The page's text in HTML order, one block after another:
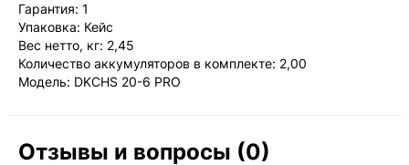
Гарантия: 1
Упаковка: Кейс
Вес нетто, кг: 2,45
Количество аккумуляторов в комплекте: 2,00
Модель: DKCHS 20-6 PRO
Отзывы и вопросы (0)